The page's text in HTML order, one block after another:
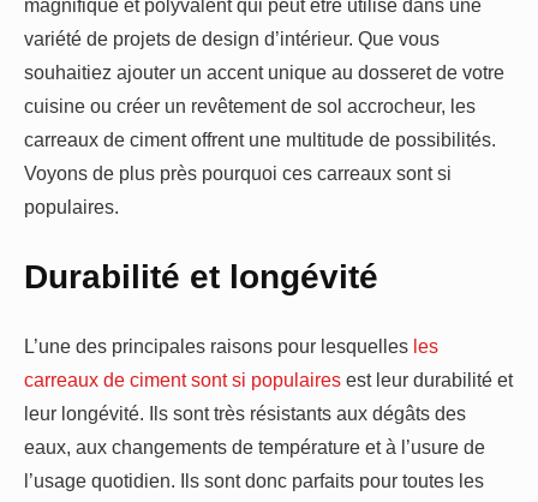
magnifique et polyvalent qui peut être utilisé dans une
variété de projets de design d’intérieur. Que vous
souhaitiez ajouter un accent unique au dosseret de votre
cuisine ou créer un revêtement de sol accrocheur, les
carreaux de ciment offrent une multitude de possibilités.
Voyons de plus près pourquoi ces carreaux sont si
populaires.
Durabilité et longévité
L’une des principales raisons pour lesquelles les
carreaux de ciment sont si populaires est leur durabilité et
leur longévité. Ils sont très résistants aux dégâts des
eaux, aux changements de température et à l’usure de
l’usage quotidien. Ils sont donc parfaits pour toutes les